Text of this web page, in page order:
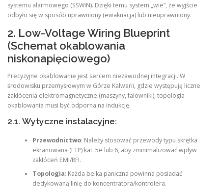
systemu alarmowego (SSWiN). Dzięki temu system „wie”, że wyjście
odbyło się w sposób uprawniony (ewakuacja) lub nieuprawniony.
2. Low-Voltage Wiring Blueprint
(Schemat okablowania
niskonapięciowego)
Precyzyjne okablowanie jest sercem niezawodnej integracji. W
środowisku przemysłowym w Górze Kalwarii, gdzie występują liczne
zakłócenia elektromagnetyczne (maszyny, falowniki), topologia
okablowania musi być odporna na indukcję.
2.1. Wytyczne instalacyjne:
Przewodnictwo: Należy stosować przewody typu skrętka
ekranowana (FTP) kat. 5e lub 6, aby zminimalizować wpływ
zakłóceń EMI/RFI.
Topologia: Każda belka paniczna powinna posiadać
dedykowaną linię do koncentratora/kontrolera.